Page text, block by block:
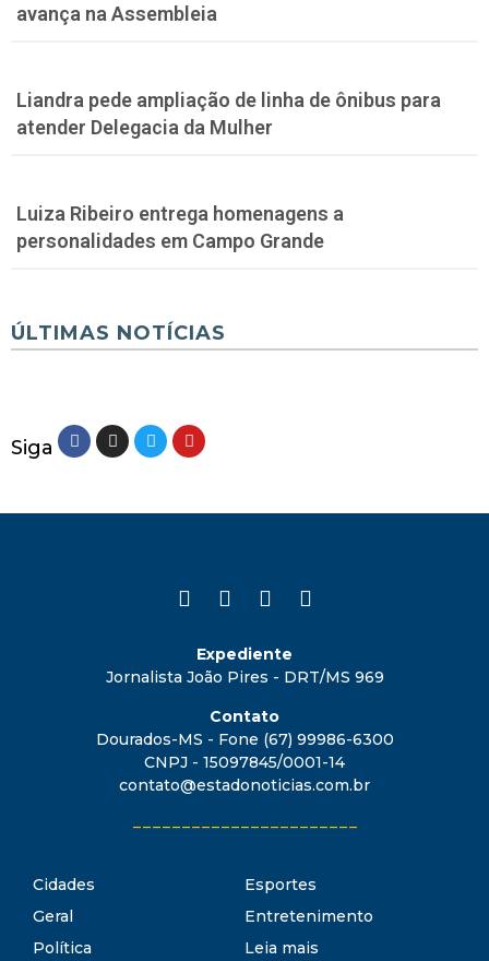
avança na Assembleia
Liandra pede ampliação de linha de ônibus para
atender Delegacia da Mulher
Luiza Ribeiro entrega homenagens a
personalidades em Campo Grande
ÚLTIMAS NOTÍCIAS
Siga
Expediente
Jornalista João Pires - DRT/MS 969
Contato
Dourados-MS - Fone (67) 99986-6300
CNPJ - 15097845/0001-14
contato@estadonoticias.com.br
Cidades
Geral
Política
Esportes
Entretenimento
Leia mais